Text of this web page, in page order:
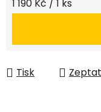
Měrná cena:
1 190 Kč / 1 ks
Tisk